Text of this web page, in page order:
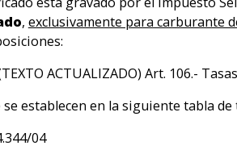
, exclusivamente para carburante
ACTUALIZADO) Art. 106.-
establecen en la siguiente tabla
04